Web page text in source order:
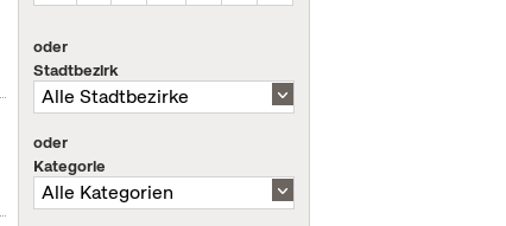
oder
Stadtbezirk
oder
Kategorie